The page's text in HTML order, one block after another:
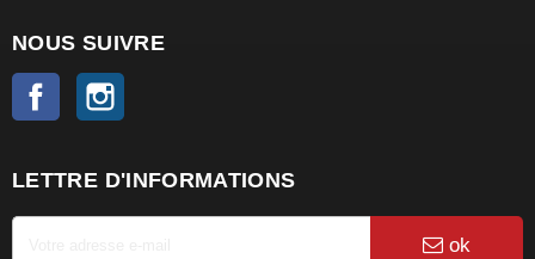
NOUS SUIVRE
Facebook
LETTRE D'INFORMATIONS
ok